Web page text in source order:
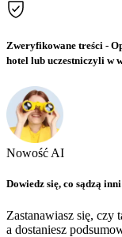
Zweryfikowane treści -
hotel lub uczestniczyli w
Nowość AI
Dowiedz się, co sądzą inni
Zastanawiasz się,
a dostaniesz